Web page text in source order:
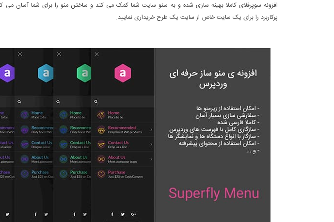
افزونه سوپرفلای کاملا بهینه سازی شده و به سئو سایت شما کمک می کند و ساختن منو را برای شما آسان
پرکاربرد را برای یک سایت خاص از سایت یک طرح خریداری نمایید.